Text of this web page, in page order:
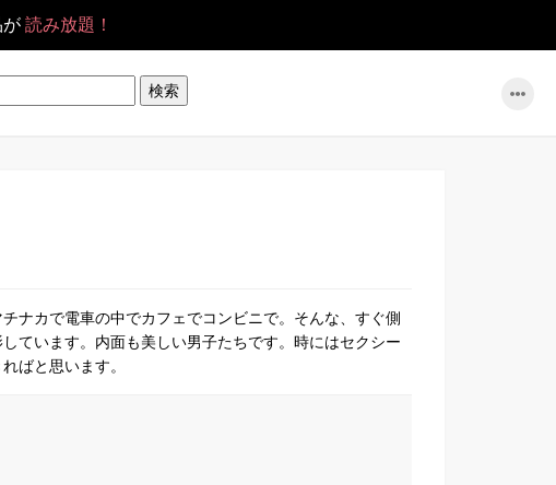
読み放題！
ナカで電車の中でカフェでコンビニで。そんな、すぐ側
ています。内面も美しい男子たちです。時にはセクシー
ばと思います。